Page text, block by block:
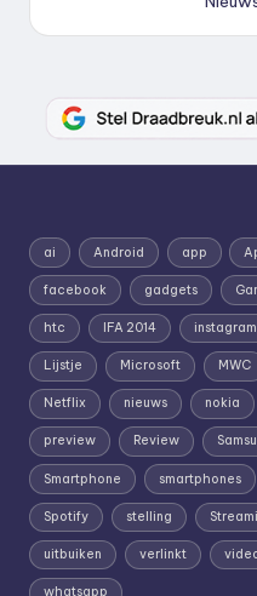
ai Android app
facebook gadgets
htc IFA 2014 instagram
Lijstje Microsoft MWC
Netflix nieuws nokia
preview Review
Smartphone smartphones
Spotify stelling
uitbuiken verlinkt
whatsapp